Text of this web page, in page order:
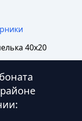
40х20